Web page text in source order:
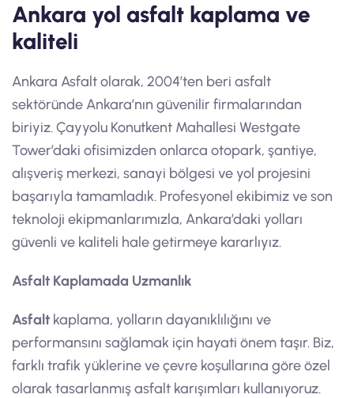
Ankara yol asfalt kaplama ve
kaliteli
Ankara Asfalt olarak, 2004’ten beri asfalt
sektöründe Ankara’nın güvenilir firmalarından
biriyiz. Çayyolu Konutkent Mahallesi Westgate
Tower’daki ofisimizden onlarca otopark, şantiye,
alışveriş merkezi, sanayi bölgesi ve yol projesini
başarıyla tamamladık. Profesyonel ekibimiz ve son
teknoloji ekipmanlarımızla, Ankara’daki yolları
güvenli ve kaliteli hale getirmeye kararlıyız.
Asfalt Kaplamada Uzmanlık
Asfalt kaplama, yolların dayanıklılığını ve
performansını sağlamak için hayati önem taşır. Biz,
farklı trafik yüklerine ve çevre koşullarına göre özel
olarak tasarlanmış asfalt karışımları kullanıyoruz.